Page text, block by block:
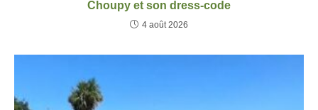
Choupy et son dress-code
4 août 2026